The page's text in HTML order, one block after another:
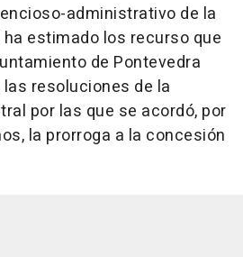
administrativo de la
estimado los recurso que
de Pontevedra
resoluciones de la
por las que se acordó, por
la prorroga a la concesión